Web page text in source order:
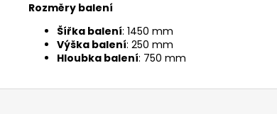
Rozměry balení
Šířka balení: 1450 mm
Výška balení: 250 mm
Hloubka balení: 750 mm
Z